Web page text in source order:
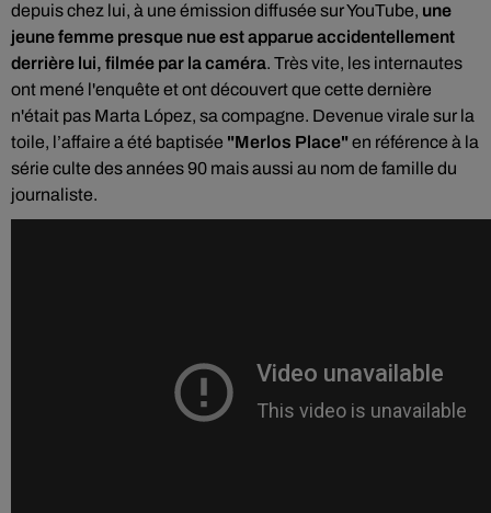
depuis chez lui, à une émission diffusée sur YouTube, une
jeune femme presque nue est apparue accidentellement
derrière lui, filmée par la caméra. Très vite, les internautes
ont mené l'enquête et ont découvert que cette dernière
n'était pas Marta López, sa compagne. Devenue virale sur la
toile, l’affaire a été baptisée "Merlos Place"en référence à la
série culte des années 90 mais aussi au nom de famille du
journaliste.